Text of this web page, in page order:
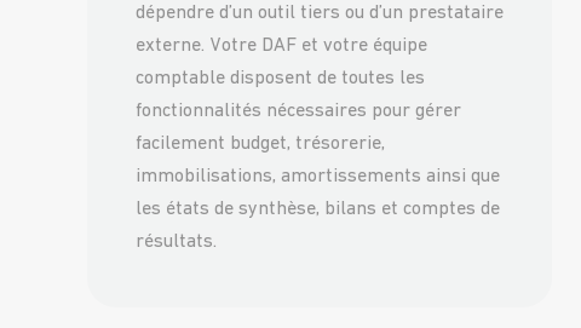
dépendre d’un outil tiers ou d’un prestataire
externe. Votre DAF et votre équipe
comptable disposent de toutes les
fonctionnalités nécessaires pour gérer
facilement budget, trésorerie,
immobilisations, amortissements ainsi que
les états de synthèse, bilans et comptes de
résultats.